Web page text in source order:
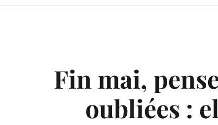
Fin mai,
oubliées :